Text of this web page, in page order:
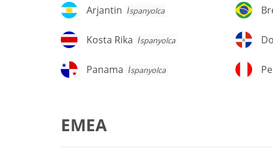
Arjantin
Arjantin İspanyolca
Kosta
Kosta Rika İspanyolca
Panama
Panama İspanyolca
EMEA